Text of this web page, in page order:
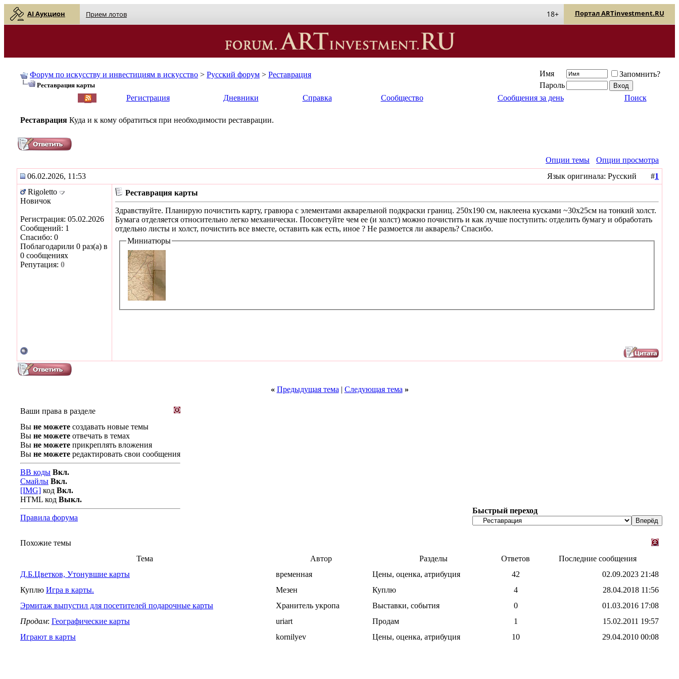
AI Аукцион Прием лотов Портал ARTinvestment.RU
18+
Форум по искусству и инвестициям в искусство > Русский форум > Реставрация
Реставрация карты
Имя
Запомнить?
Пароль
Регистрация Дневники Справка Сообщество Сообщения за день Поиск
Реставрация Куда и к кому обратиться при необходимости реставрации.
Опции темы
Опции просмотра
06.02.2026, 11:53
Язык оригинала: Русский #1
Rigoletto
Новичок
Регистрация: 05.02.2026
Сообщений: 1
Спасибо: 0
Поблагодарили 0 раз(а) в
0 сообщениях
Репутация: 0
Реставрация карты
Здравствуйте. Планирую почистить карту, гравюра с элементами акварельной подкраски границ. 250х190 см, наклеена кусками ~30х25см на тонкий холст.
Бумага отделяется относительно легко механически. Посоветуйте чем ее (и холст) можно почистить и как лучше поступить: отделить бумагу и обработать
отдельно листы и холст, почистить все вместе, оставить как есть, иное ? Не размоется ли акварель? Спасибо.
Миниатюры
« Предыдущая тема | Следующая тема »
Ваши права в разделе
Вы не можете создавать новые темы
Вы не можете отвечать в темах
Вы не можете прикреплять вложения
Вы не можете редактировать свои сообщения
BB коды Вкл.
Смайлы Вкл.
[IMG] код Вкл.
HTML код Выкл.
Правила форума
Быстрый переход
Похожие темы
Тема
Автор Разделы Ответов
Последние сообщения
Д.Б.Цветков, Утонувшие карты
временная Цены, оценка, атрибуция 42 02.09.2023 21:48
Куплю Игра в карты. Мезен Куплю 4 28.04.2018 11:56
Эрмитаж выпустил для посетителей подарочные карты
Хранитель укропа Выставки, события 0 01.03.2016 17:08
Продам: Географические карты uriart Продам 1 15.02.2011 19:57
Играют в карты
kornilyev Цены, оценка, атрибуция 10 29.04.2010 00:08